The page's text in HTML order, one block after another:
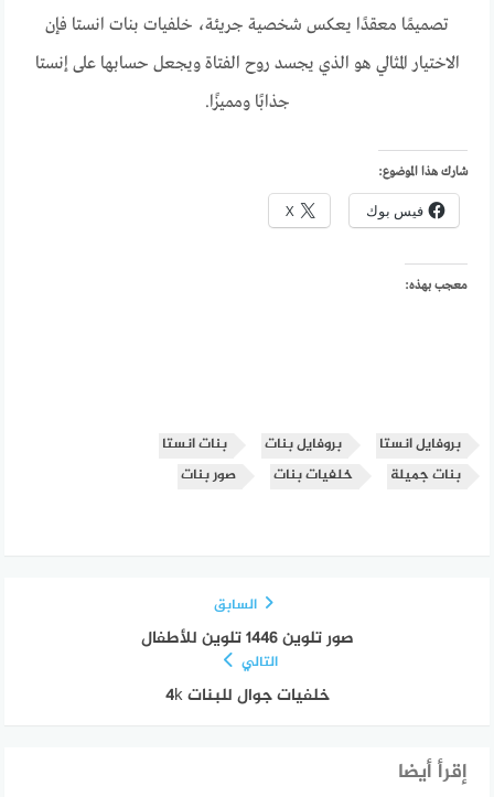
تصميمًا معقدًا يعكس شخصية جريئة، خلفيات بنات انستا فإن
الاختيار المثالي هو الذي يجسد روح الفتاة ويجعل حسابها على إنستا
جذابًا ومميزًا.
شارك هذا الموضوع:
فيس بوك X
معجب بهذه:
بروفايل انستا بروفايل بنات
بنات انستا
بنات جميلة
خلفيات بنات صور بنات
السابق
صور تلوين 1446 تلوين للأطفال
التالي
خلفيات جوال للبنات 4k
إقرأ أيضا